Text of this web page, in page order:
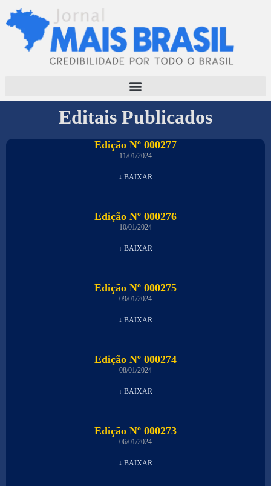
Editais Publicados
Edição Nº 000277
11/01/2024
↓ BAIXAR
Edição Nº 000276
10/01/2024
↓ BAIXAR
Edição Nº 000275
09/01/2024
↓ BAIXAR
Edição Nº 000274
08/01/2024
↓ BAIXAR
Edição Nº 000273
06/01/2024
↓ BAIXAR